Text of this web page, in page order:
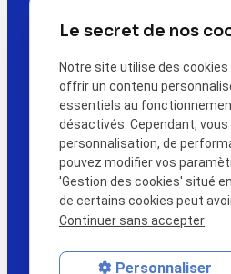
Le secret de nos
Notre site utilise des
offrir un contenu
essentiels au
désactivés. Cependant,
personnalisation, de
pouvez modifier vos
'Gestion des cookies' situé
de certains cookies peut
Continuer sans accepter
Personnaliser